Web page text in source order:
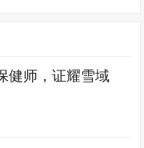
健师，证耀雪域